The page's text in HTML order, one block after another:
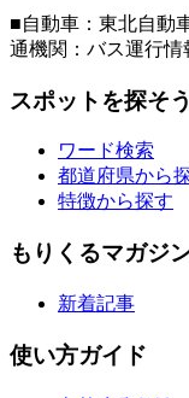
■自動車：東北自動
通機関：バス運行情
スポットを探そう
ワード検索
都道府県から
特徴から探す
もりくるマガジ
新着記事
使い方ガイド